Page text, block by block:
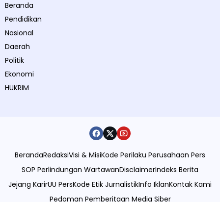
Beranda
Pendidikan
Nasional
Daerah
Politik
Ekonomi
HUKRIM
BerandaRedaksiVisi & MisiKode Perilaku Perusahaan Pers
SOP Perlindungan WartawanDisclaimerIndeks Berita
Jejang KarirUU PersKode Etik JurnalistikInfo IklanKontak Kami
Pedoman Pemberitaan Media Siber